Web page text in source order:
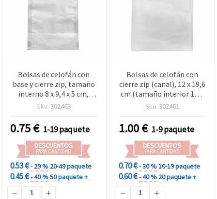
Bolsas de celofán con
base y cierre zip, tamaño
interno 8 x 9,4 x 5 cm,
base 5 cm, pack de 10 uds.
Sku: 302463
0.75€ 1-19 paquete
DESCUENTOS
PARA CANTIDAD
0.53 €- 29 % 20-49 paquete
0.45 €- 40 %50 paquete +
Bolsas de celofán con
cierre zip (canal), 12 x 19,6
cm (tamaño interior 10,4
x 16 cm), pack de 10 uds
Sku: 302461
1.00€ 1-9 paquete
DESCUENTOS
PARA CANTIDAD
0.70 €- 30 %10-19 paquete
0.60 €- 40 % 20 paquete +